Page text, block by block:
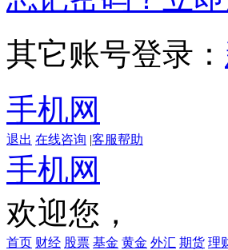
其它账号登录：
手机网
退出 在线咨询 |客服帮助
手机网
欢迎您，
首页 财经 股票 基金 黄金 外汇 期货 理